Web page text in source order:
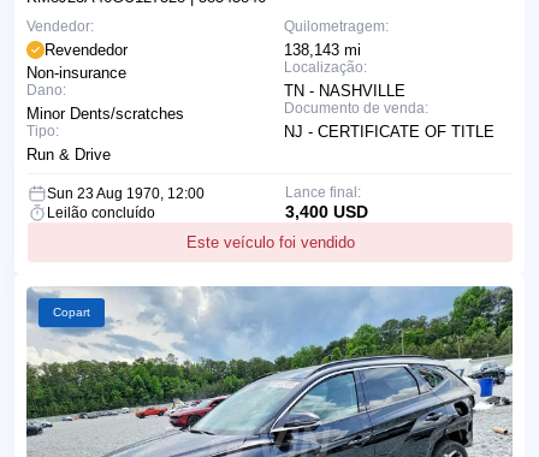
Quilometragem:
138,143 mi
Localização:
TN - NASHVILLE
Documento de venda:
NJ - CERTIFICATE OF TITLE
Vendedor:
Revendedor
Non-insurance
Dano:
Minor Dents/scratches
Tipo:
Run & Drive
Sun 23 Aug 1970, 12:00
Leilão concluído
Este veículo foi vendido
Lance final:
3,400 USD
Copart